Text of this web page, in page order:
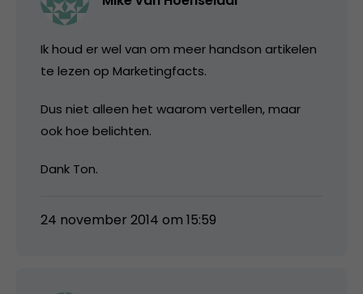
Ik houd er wel van om meer handson artikelen
te lezen op Marketingfacts.
Dus niet alleen het waarom vertellen, maar
ook hoe belichten.
Dank Ton.
24 november 2014 om 15:59